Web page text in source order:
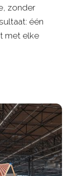
zonder
één
met elke